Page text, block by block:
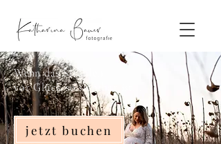
Wenn das Strahlen
vor Glück so sichtbar ist...
jetzt buchen